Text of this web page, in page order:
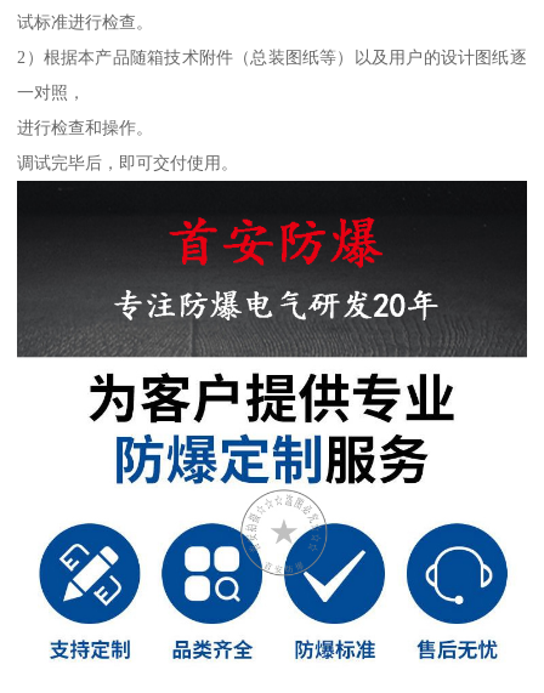
试标准进行检查。
2）根据本产品随箱技术附件（总装图纸等）以及用户的设计图纸逐
一对照，
进行检查和操作。
调试完毕后，即可交付使用。